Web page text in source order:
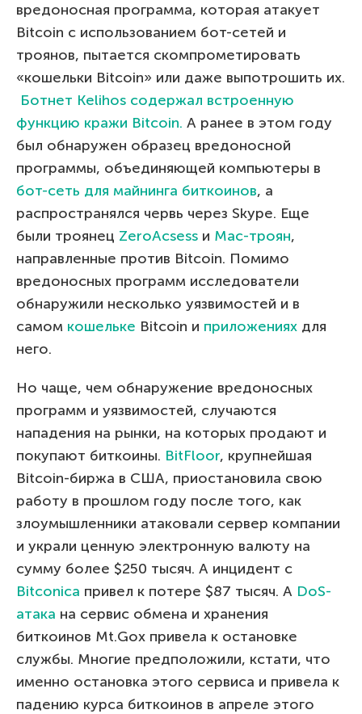
вредоносная программа, которая атакует
Bitcoin с использованием бот-сетей и
троянов, пытается скомпрометировать
«кошельки Bitcoin» или даже выпотрошить их.
Ботнет Kelihos содержал встроенную
функцию кражи Bitcoin. А ранее в этом году
был обнаружен образец вредоносной
программы, объединяющей компьютеры в
бот-сеть для майнинга биткоинов, а
распространялся червь через Skype. Еще
были троянец ZeroAcsess и Mac-троян,
направленные против Bitcoin. Помимо
вредоносных программ исследователи
обнаружили несколько уязвимостей и в
самом кошельке Bitcoin и приложениях для
него.
Но чаще, чем обнаружение вредоносных
программ и уязвимостей, случаются
нападения на рынки, на которых продают и
покупают биткоины. BitFloor, крупнейшая
Bitcoin-биржа в США, приостановила свою
работу в прошлом году после того, как
злоумышленники атаковали сервер компании
и украли ценную электронную валюту на
сумму более $250 тысяч. А инцидент с
Bitconica привел к потере $87 тысяч. А DoS-
атака на сервис обмена и хранения
биткоинов Mt.Gox привела к остановке
службы. Многие предположили, кстати, что
именно остановка этого сервиса и привела к
падению курса биткоинов в апреле этого